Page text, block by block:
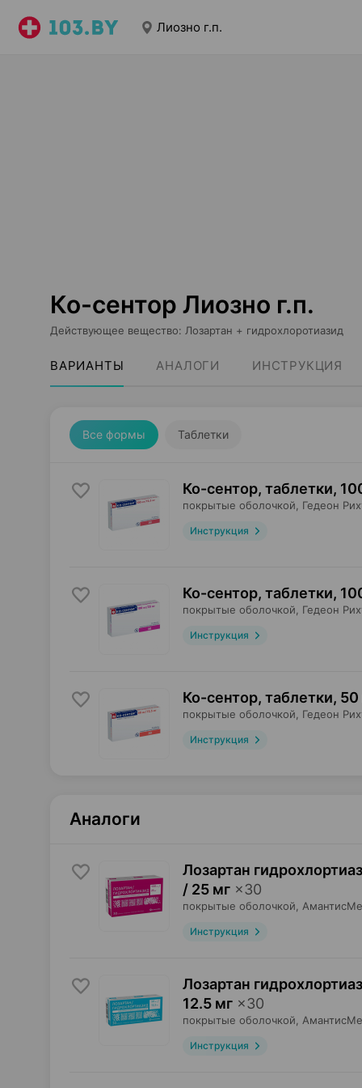
Лиозно г.п.
Ко-сентор Лиозно г.п.
Действующее вещество: Лозартан + гидрохлоротиазид
ВАРИАНТЫ АНАЛОГИ ИНСТРУКЦИЯ
Все формы Таблетки
Ко-сентор, таблетки,
покрытые оболочкой, Гедеон
Инструкция
Ко-сентор, таблетки,
покрытые оболочкой, Гедеон
Инструкция
Ко-сентор, таблетки, 50
покрытые оболочкой, Гедеон
Инструкция
Аналоги
Лозартан
/ 25 мг ×30
покрытые оболочкой,
Инструкция
Лозартан
12.5 мг ×30
покрытые оболочкой,
Инструкция